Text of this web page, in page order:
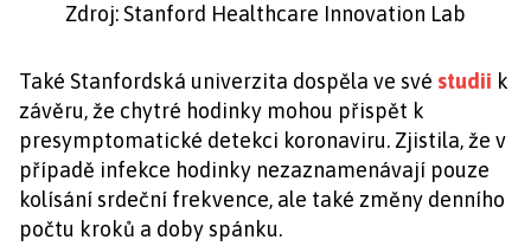
Zdroj: Stanford Healthcare Innovation Lab
Také Stanfordská univerzita dospěla ve své studii k
závěru, že chytré hodinky mohou přispět k
presymptomatické detekci koronaviru. Zjistila, že v
případě infekce hodinky nezaznamenávají pouze
kolísání srdeční frekvence, ale také změny denního
počtu kroků a doby spánku.